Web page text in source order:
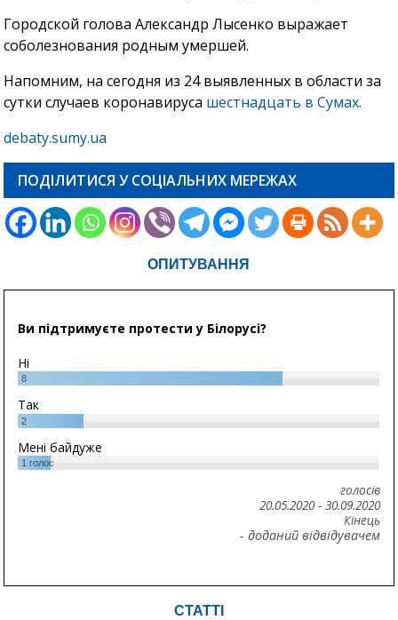
Городской голова Александр Лысенко выражает
соболезнования родным умершей.
Напомним, на сегодня из 24 выявленных в области за
сутки случаев коронавируса шестнадцать в Сумах.
debaty.sumy.ua
ПОДІЛИТИСЯ У СОЦІАЛЬНИХ МЕРЕЖАХ
ОПИТУВАННЯ
Ви підтримуєте протести у Білорусі?
Ні
8
Так
2
Мені байдуже
1 голос
голосів
20.05.2020- 30.09.2020
Кінець
- доданий відвідувачем
СТАТТІ